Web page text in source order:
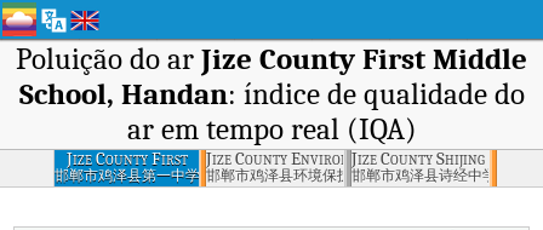
Poluição do ar Jize County First Middle
School, Handan: índice de qualidade do
ar em tempo real (IQA)
Jize County First
Middle School,
Handan
邯郸市鸡泽县第一中学
Jize County Environmental Protection
邯郸市鸡泽县环境保护局
Jize County Shijing
邯郸市鸡泽县诗经中学